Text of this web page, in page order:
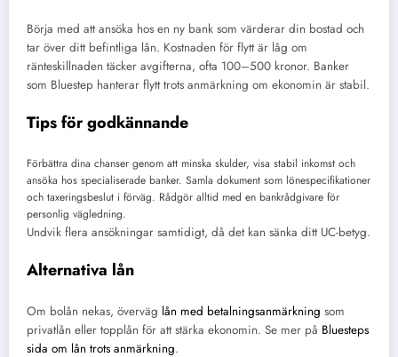
Börja med att ansöka hos en ny bank som värderar din bostad och
tar över ditt befintliga lån. Kostnaden för flytt är låg om
ränteskillnaden täcker avgifterna, ofta 100–500 kronor. Banker
som Bluestep hanterar flytt trots anmärkning om ekonomin är stabil.
Tips för godkännande
Förbättra dina chanser genom att minska skulder, visa stabil inkomst och
ansöka hos specialiserade banker. Samla dokument som lönespecifikationer
och taxeringsbeslut i förväg. Rådgör alltid med en bankrådgivare för
personlig vägledning.
Undvik flera ansökningar samtidigt, då det kan sänka ditt UC-betyg.
Alternativa lån
Om bolån nekas, överväg lån med betalningsanmärkning som
privatlån eller topplån för att stärka ekonomin. Se mer på Bluesteps
sida om lån trots anmärkning.